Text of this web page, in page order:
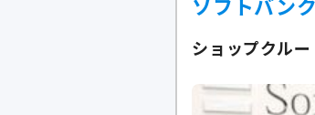
ショップクル